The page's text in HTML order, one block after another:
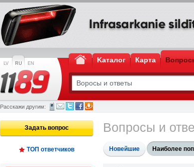
LV RU EN Kаталог Карта
Расскажи другим:
Задать вопрос
ТОП ответчиков
Вопросы и
Новейшие Наиболее